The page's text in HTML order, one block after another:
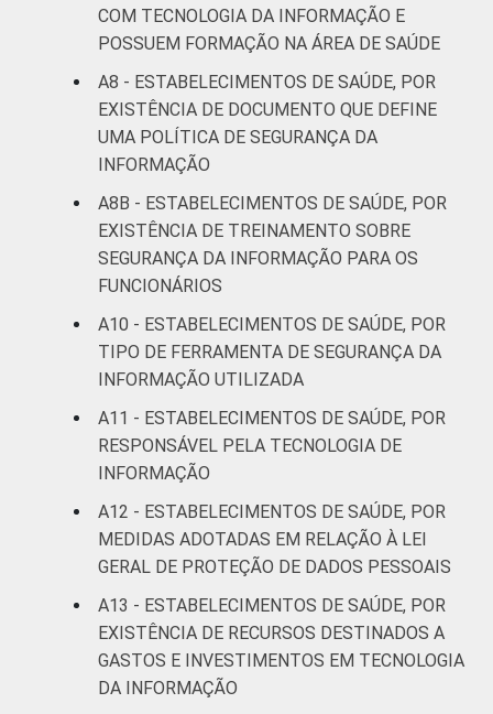
COM TECNOLOGIA DA INFORMAÇÃO E
POSSUEM FORMAÇÃO NA ÁREA DE SAÚDE
A8 - ESTABELECIMENTOS DE SAÚDE, POR
EXISTÊNCIA DE DOCUMENTO QUE DEFINE
UMA POLÍTICA DE SEGURANÇA DA
INFORMAÇÃO
A8B - ESTABELECIMENTOS DE SAÚDE, POR
EXISTÊNCIA DE TREINAMENTO SOBRE
SEGURANÇA DA INFORMAÇÃO PARA OS
FUNCIONÁRIOS
A10 - ESTABELECIMENTOS DE SAÚDE, POR
TIPO DE FERRAMENTA DE SEGURANÇA DA
INFORMAÇÃO UTILIZADA
A11 - ESTABELECIMENTOS DE SAÚDE, POR
RESPONSÁVEL PELA TECNOLOGIA DE
INFORMAÇÃO
A12 - ESTABELECIMENTOS DE SAÚDE, POR
MEDIDAS ADOTADAS EM RELAÇÃO À LEI
GERAL DE PROTEÇÃO DE DADOS PESSOAIS
A13 - ESTABELECIMENTOS DE SAÚDE, POR
EXISTÊNCIA DE RECURSOS DESTINADOS A
GASTOS E INVESTIMENTOS EM TECNOLOGIA
DA INFORMAÇÃO